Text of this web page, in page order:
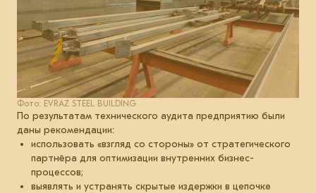
Фото: EVRAZ STEEL BUILDING
По результатам технического аудита предприятию были
даны рекомендации:
использовать «взгляд со стороны» от стратегического
партнёра для оптимизации внутренних бизнес-
процессов;
выявлять и устранять скрытые издержки в цепочке